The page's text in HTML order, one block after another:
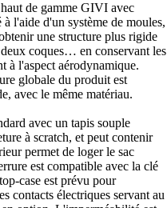
de gamme GIVI avec
l'aide d'un système de moules,
une structure plus rigide
coques… en conservant les
à l'aspect aérodynamique.
globale du produit est
avec le même matériau.
avec un tapis souple
à scratch, et peut contenir
permet de loger le sac
est compatible avec la clé
case est prévu pour
contacts électriques servant au